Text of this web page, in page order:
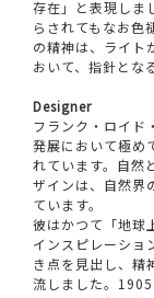
存在」と表現しま
らされてもなお色
の精神は、ライト
おいて、指針とな
Designer
フランク・ロイド
発展において極め
れています。自然
ザインは、自然界
ています。
彼はかつて「地球
インスピレーショ
き点を見出し、精
流しました。